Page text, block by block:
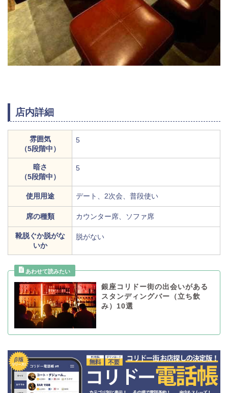
店内詳細
雰囲気
（5段階中）
5
暗さ
（5段階中）
5
使用用途 デート、2次会、普段使い
席の種類 カウンター席、ソファ席
靴脱ぐか脱がな
いか
脱がない
銀座コリドー街の出会いがある
スタンディングバー（立ち飲
み）10選